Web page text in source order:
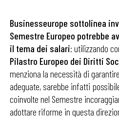
Businesseurope sottolinea
Semestre Europeo potrebbe
il tema dei salari: utilizzando
Pilastro Europeo dei Diritti
menziona la necessità di
adeguate, sarebbe infatti
coinvolte nel Semestre
adottare riforme in questa